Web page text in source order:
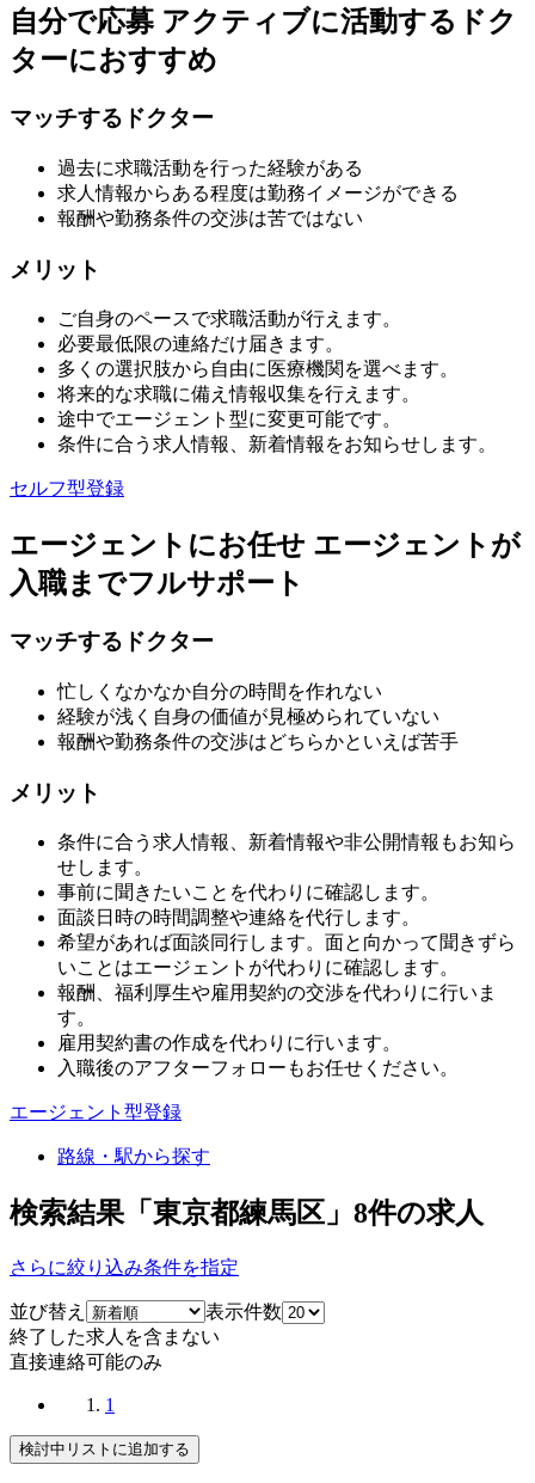
自分で応募 アクティブに活動するドク
ターにおすすめ
マッチするドクター
過去に求職活動を行った経験がある
求人情報からある程度は勤務イメージができる
報酬や勤務条件の交渉は苦ではない
メリット
ご自身のペースで求職活動が行えます。
必要最低限の連絡だけ届きます。
多くの選択肢から自由に医療機関を選べます。
将来的な求職に備え情報収集を行えます。
途中でエージェント型に変更可能です。
条件に合う求人情報、新着情報をお知らせします。
セルフ型登録
エージェントにお任せ エージェントが
入職までフルサポート
マッチするドクター
忙しくなかなか自分の時間を作れない
経験が浅く自身の価値が見極められていない
報酬や勤務条件の交渉はどちらかといえば苦手
メリット
条件に合う求人情報、新着情報や非公開情報もお知ら
せします。
事前に聞きたいことを代わりに確認します。
面談日時の時間調整や連絡を代行します。
希望があれば面談同行します。面と向かって聞きずら
いことはエージェントが代わりに確認します。
報酬、福利厚生や雇用契約の交渉を代わりに行いま
す。
雇用契約書の作成を代わりに行います。
入職後のアフターフォローもお任せください。
エージェント型登録
路線・駅から探す
検索結果「東京都練馬区」 8件の求人
さらに絞り込み条件を指定
並び替え
表示件数
終了した求人を含まない
直接連絡可能のみ
1